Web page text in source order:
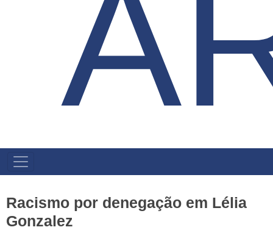
NAVEGAÇÃO
PRINCIPAL
Racismo por denegação em Lélia
Gonzalez